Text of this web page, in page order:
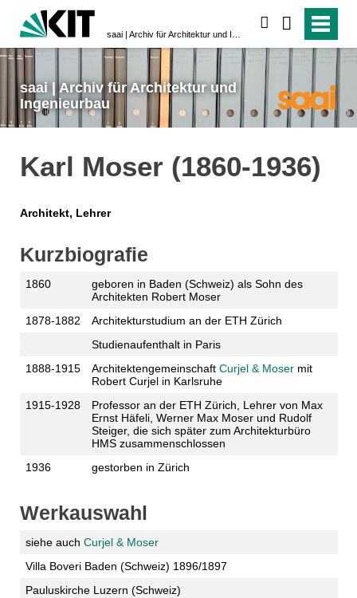
saai | Archiv für Architektur und
Ingenieurbau
Karl Moser (1860-1936)
Architekt, Lehrer
Kurzbiografie
1860
geboren in Baden (Schweiz) als Sohn des
Architekten Robert Moser
1878-1882
Architekturstudium an der ETH Zürich
Studienaufenthalt in Paris
1888-1915
Architektengemeinschaft Curjel & Mosermit
Robert Curjel in Karlsruhe
1915-1928
Professor an der ETH Zürich, Lehrer von Max
Ernst Häfeli, Werner Max Moser und Rudolf
Steiger, die sich später zum Architekturbüro
HMS zusammenschlossen
1936
gestorben in Zürich
Werkauswahl
siehe auch Curjel & Moser
Villa Boveri Baden (Schweiz) 1896/1897
Pauluskirche Luzern (Schweiz)